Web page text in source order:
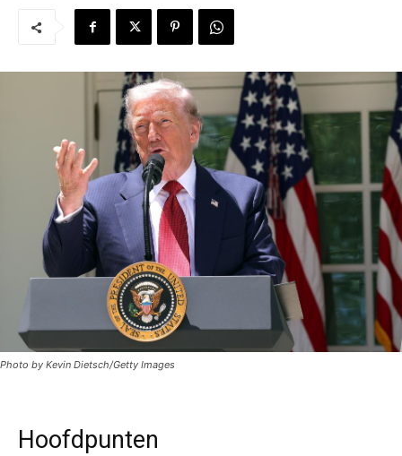
Photo by Kevin Dietsch/Getty Images
Hoofdpunten